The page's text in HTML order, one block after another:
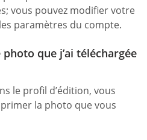
vous pouvez modifier votre
paramètres du compte.
que j’ai téléchargée
le profil d’édition, vous
la photo que vous